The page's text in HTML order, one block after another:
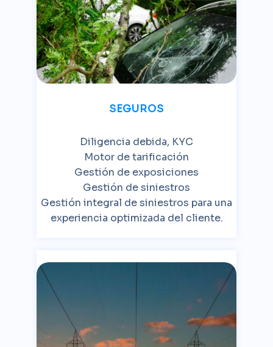
SEGUROS
Diligencia debida, KYC
Motor de tarificación
Gestión de exposiciones
Gestión de siniestros
Gestión integral de siniestros para una
experiencia optimizada del cliente.